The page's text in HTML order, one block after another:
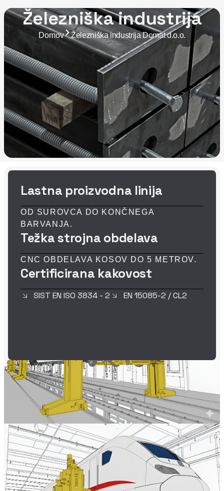
Železniška industrija
Domov Železniška industrija Domat d.o.o.
Železniški strukturni
in funkcionalni
podsistemi
Lastna proizvodna linija
OD SUROVCA DO KONČNEGA
BARVANJA.
Težka strojna obdelava
CNC OBDELAVA KOSOV DO 5 METROV.
Certificirana kakovost
SIST EN ISO 3834 - 2 EN 15085-2 / CL2